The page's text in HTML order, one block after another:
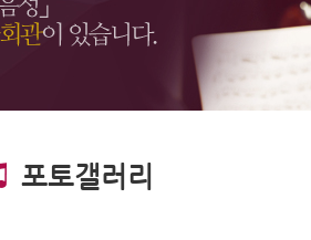
포토갤러리